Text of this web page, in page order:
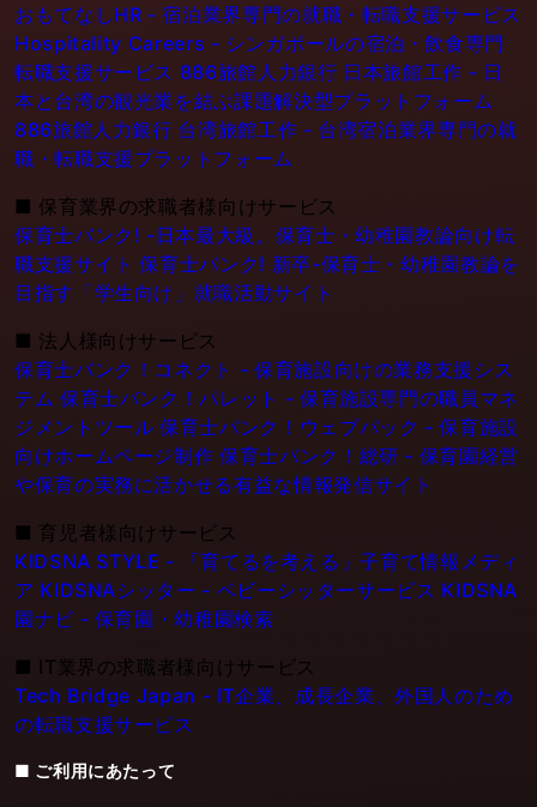
おもてなしHR - 宿泊業界専門の就職・転職支援サービス
Hospitality Careers - シンガポールの宿泊・飲食専門
転職支援サービス 886旅館人力銀行 日本旅館工作 - 日
本と台湾の観光業を結ぶ課題解決型プラットフォーム
886旅館人力銀行 台湾旅館工作 - 台湾宿泊業界専門の就
職・転職支援プラットフォーム
■ 保育業界の求職者様向けサービス
保育士バンク! -日本最大級。保育士・幼稚園教論向け転
職支援サイト 保育士バンク! 新卒-保育士・幼稚園教論を
目指す「学生向け」就職活動サイト
■ 法人様向けサービス
保育士バンク！コネクト - 保育施設向けの業務支援シス
テム 保育士バンク！パレット - 保育施設専門の職員マネ
ジメントツール 保育士バンク！ウェブパック - 保育施設
向けホームページ制作 保育士バンク！総研 - 保育園経営
や保育の実務に活かせる有益な情報発信サイト
■ 育児者様向けサービス
KIDSNA STYLE - 「育てるを考える」子育て情報メディ
ア KIDSNAシッター - ベビーシッターサービス KIDSNA
園ナビ - 保育園・幼稚園検索
■ IT業界の求職者様向けサービス
Tech Bridge Japan - IT企業、成長企業、外国人のため
の転職支援サービス
■ ご利用にあたって